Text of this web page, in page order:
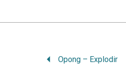
Opong – Explodir